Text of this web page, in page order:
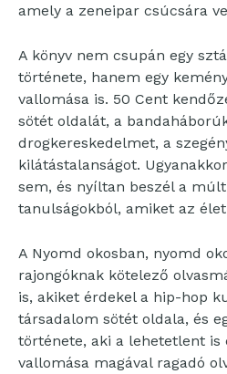
amely a zeneipar csúcsára
A könyv nem csupán egy
története, hanem egy
vallomása is. 50 Cent
sötét oldalát, a
drogkereskedelmet, a
kilátástalanságot.
sem, és nyíltan beszél a
tanulságokból, amiket az
A Nyomd okosban, nyomd
rajongóknak kötelező
is, akiket érdekel a hip-hop
társadalom sötét oldala, és
története, aki a lehetetlent is
vallomása magával ragadó